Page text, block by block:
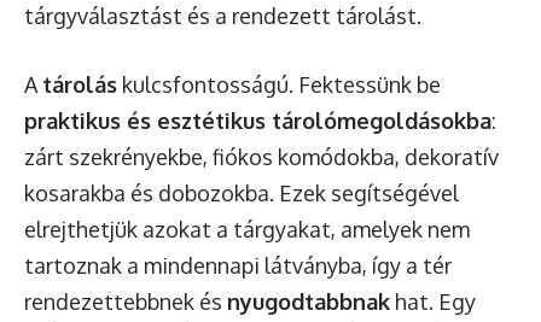
tárgyválasztást és a rendezett tárolást.
A tárolás kulcsfontosságú. Fektessünk be
praktikus és esztétikus tárolómegoldásokba:
zárt szekrényekbe, fiókos komódokba, dekoratív
kosarakba és dobozokba. Ezek segítségével
elrejthetjük azokat a tárgyakat, amelyek nem
tartoznak a mindennapi látványba, így a tér
rendezettebbnek és nyugodtabbnak hat. Egy